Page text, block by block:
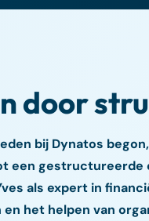
door
bij Dynatos
een
als expert in
het helpen van